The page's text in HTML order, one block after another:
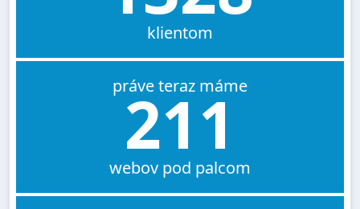
klientom
práve teraz máme
211
webov pod palcom